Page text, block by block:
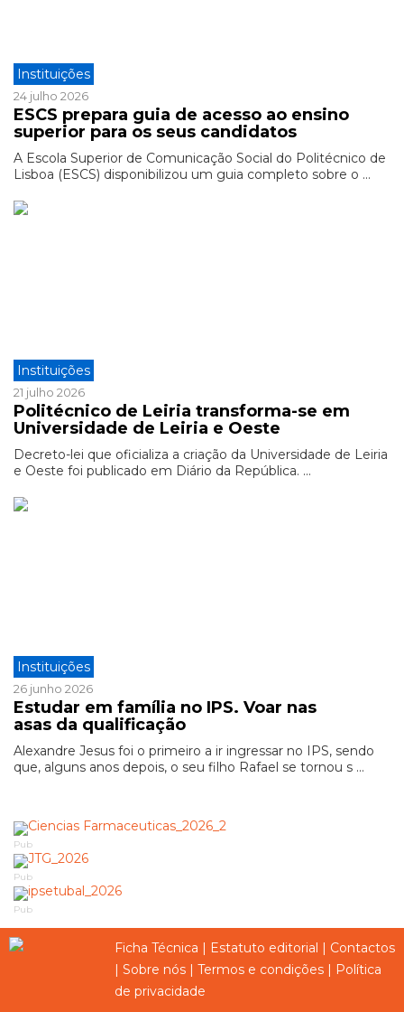
Instituições
24 julho 2026
ESCS prepara guia de acesso ao ensino
superior para os seus candidatos
A Escola Superior de Comunicação Social do Politécnico de
Lisboa (ESCS) disponibilizou um guia completo sobre o ...
Instituições
21 julho 2026
Politécnico de Leiria transforma-se em
Universidade de Leiria e Oeste
Decreto-lei que oficializa a criação da Universidade de Leiria
e Oeste foi publicado em Diário da República. ...
Instituições
26 junho 2026
Estudar em família no IPS. Voar nas
asas da qualificação
Alexandre Jesus foi o primeiro a ir ingressar no IPS, sendo
que, alguns anos depois, o seu filho Rafael se tornou s ...
Pub
Pub
Pub
Ficha Técnica Estatuto editorial
Contactos
Sobre nós Termos e condições
Política
de privacidade